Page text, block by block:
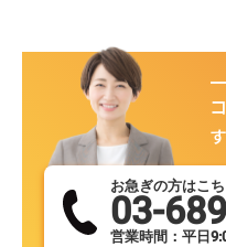
お急ぎの方はこ
03-
営業時間：平日